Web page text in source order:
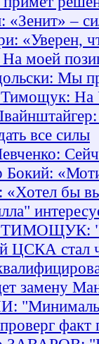
«Зенит» –
«Уверен,
моей
Мы
На
все силы
Бокий:
бы
ТИМОЩУК:
ЦСКА стал
замену